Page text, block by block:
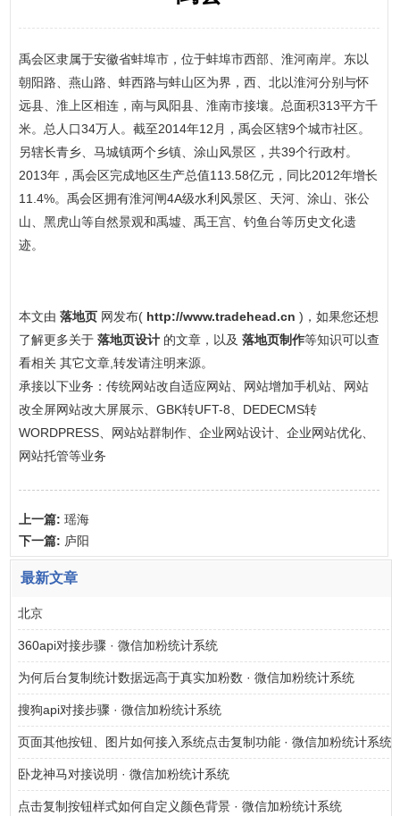
禹会区隶属于安徽省蚌埠市，位于蚌埠市西部、淮河南岸。东以
朝阳路、燕山路、蚌西路与蚌山区为界，西、北以淮河分别与怀
远县、淮上区相连，南与凤阳县、淮南市接壤。总面积313平方千
米。总人口34万人。截至2014年12月，禹会区辖9个城市社区。
另辖长青乡、马城镇两个乡镇、涂山风景区，共39个行政村。
2013年，禹会区完成地区生产总值113.58亿元，同比2012年增长
11.4%。禹会区拥有淮河闸4A级水利风景区、天河、涂山、张公
山、黑虎山等自然景观和禹墟、禹王宫、钓鱼台等历史文化遗
迹。
本文由 落地页 网发布( http://www.tradehead.cn )，如果您还想
了解更多关于 落地页设计 的文章，以及 落地页制作等知识可以查
看相关 其它文章,转发请注明来源。
承接以下业务：传统网站改自适应网站、网站增加手机站、网站
改全屏网站改大屏展示、GBK转UFT-8、DEDECMS转
WORDPRESS、网站站群制作、企业网站设计、企业网站优化、
网站托管等业务
上一篇: 瑶海
下一篇: 庐阳
最新文章
北京
360api对接步骤 · 微信加粉统计系统
为何后台复制统计数据远高于真实加粉数 · 微信加粉统计系统
搜狗api对接步骤 · 微信加粉统计系统
页面其他按钮、图片如何接入系统点击复制功能 · 微信加粉统计系统
卧龙神马对接说明 · 微信加粉统计系统
点击复制按钮样式如何自定义颜色背景 · 微信加粉统计系统